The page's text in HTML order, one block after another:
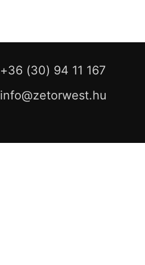
+36 (30) 94 11 167
info@zetorwest.hu